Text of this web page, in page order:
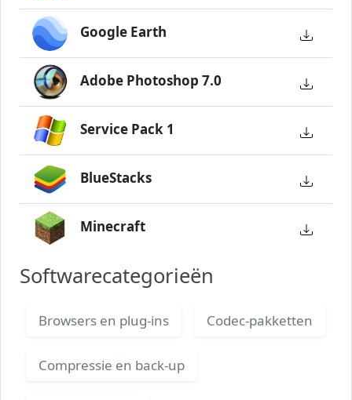
Google Earth
Adobe Photoshop 7.0
Service Pack 1
BlueStacks
Minecraft
Softwarecategorieën
Browsers en plug-ins Codec-pakketten
Compressie en back-up